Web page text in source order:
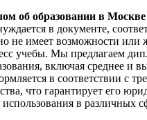
об образовании в Москве
в документе,
не имеет возможности или
учебы. Мы предлагаем
включая среднее и
в соответствии с
что гарантирует его
в различных